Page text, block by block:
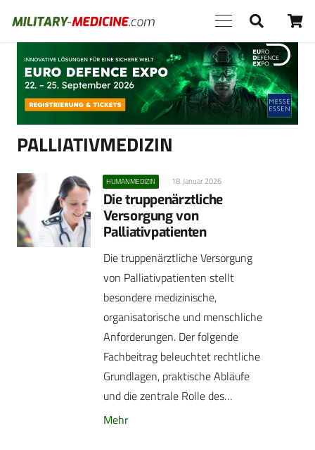
Anzeige
PALLIATIVMEDIZIN
HUMANMEDIZIN 18. Januar 2026
Die truppenärztliche
Versorgung von
Palliativpatienten
Die truppenärztliche Versorgung
von Palliativpatienten stellt
besondere medizinische,
organisatorische und menschliche
Anforderungen. Der folgende
Fachbeitrag beleuchtet rechtliche
Grundlagen, praktische Abläufe
und die zentrale Rolle des…
Mehr